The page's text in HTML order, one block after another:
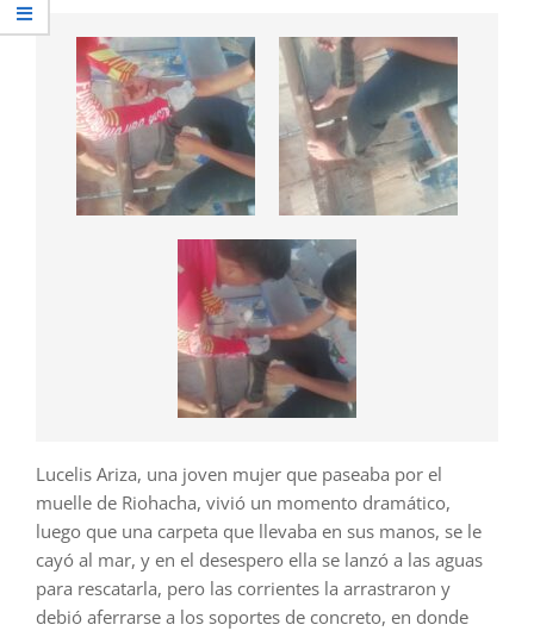
Lucelis Ariza, una joven mujer que paseaba por el
muelle de Riohacha, vivió un momento dramático,
luego que una carpeta que llevaba en sus manos, se le
cayó al mar, y en el desespero ella se lanzó a las aguas
para rescatarla, pero las corrientes la arrastraron y
debió aferrarse a los soportes de concreto, en donde